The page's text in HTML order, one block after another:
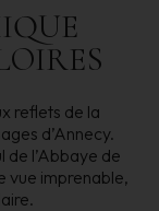
reflets de la
d’Annecy.
de l’Abbaye de
vue imprenable,